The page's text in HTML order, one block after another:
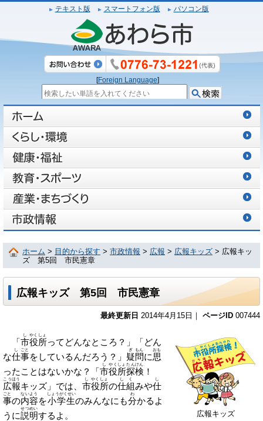
テキスト版 スマートフォン版 パソコン版
[Foreign Language]
ホーム > 目的から探す > 市政情報 > 広報 > 広報キッズ > 広報キッ
ズ 第5回 市民憲章
広報キッズ 第5回 市民憲章
最終更新日 2014年4月15日｜ ページID 007444
広報キッズ
「 市
し
役
やく
所
しょ
ってどんなところ？」「どん
な仕
し
事
ごと
をしているんだろう？」 疑
ぎ
問
もん
に思
おも
ったことはないかな？「 市
し
役所
やくしょ
探検
たんけん
！
広報
こうほう
キッズ」では、 市
し
役
やく
所
しょ
の仕組
しく
みや仕
し
事
ごと
の内容
ないよう
を小学生
しょうがくせい
のみんなにも分
わ
かるよ
うに説明
せつめい
するよ。